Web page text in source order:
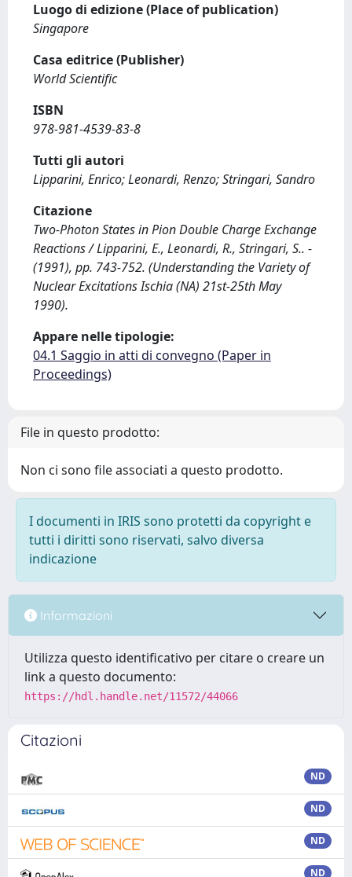
Luogo di edizione (Place of publication)
Singapore
Casa editrice (Publisher)
World Scientific
ISBN
978-981-4539-83-8
Tutti gli autori
Lipparini, Enrico; Leonardi, Renzo; Stringari, Sandro
Citazione
Two-Photon States in Pion Double Charge Exchange
Reactions / Lipparini, E., Leonardi, R., Stringari, S.. -
(1991), pp. 743-752. (Understanding the Variety of
Nuclear Excitations Ischia (NA) 21st-25th May
1990).
Appare nelle tipologie:
04.1 Saggio in atti di convegno (Paper in
Proceedings)
File in questo prodotto:
Non ci sono file associati a questo prodotto.
I documenti in IRIS sono protetti da copyright e
tutti i diritti sono riservati, salvo diversa
indicazione
Informazioni
Utilizza questo identificativo per citare o creare un
link a questo documento:
https://hdl.handle.net/11572/44066
Citazioni
ND
ND
ND
ND